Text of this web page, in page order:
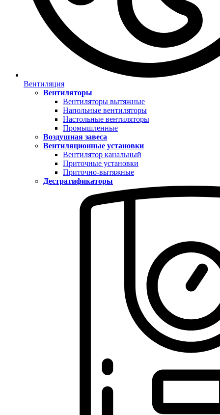
Вентиляция
Вентиляторы
Вентиляторы вытяжные
Напольные вентиляторы
Настольные вентиляторы
Промышленные
Воздушная завеса
Вентиляционные установки
Вентилятор канальный
Приточные установки
Приточно-вытяжные
Дестратификаторы